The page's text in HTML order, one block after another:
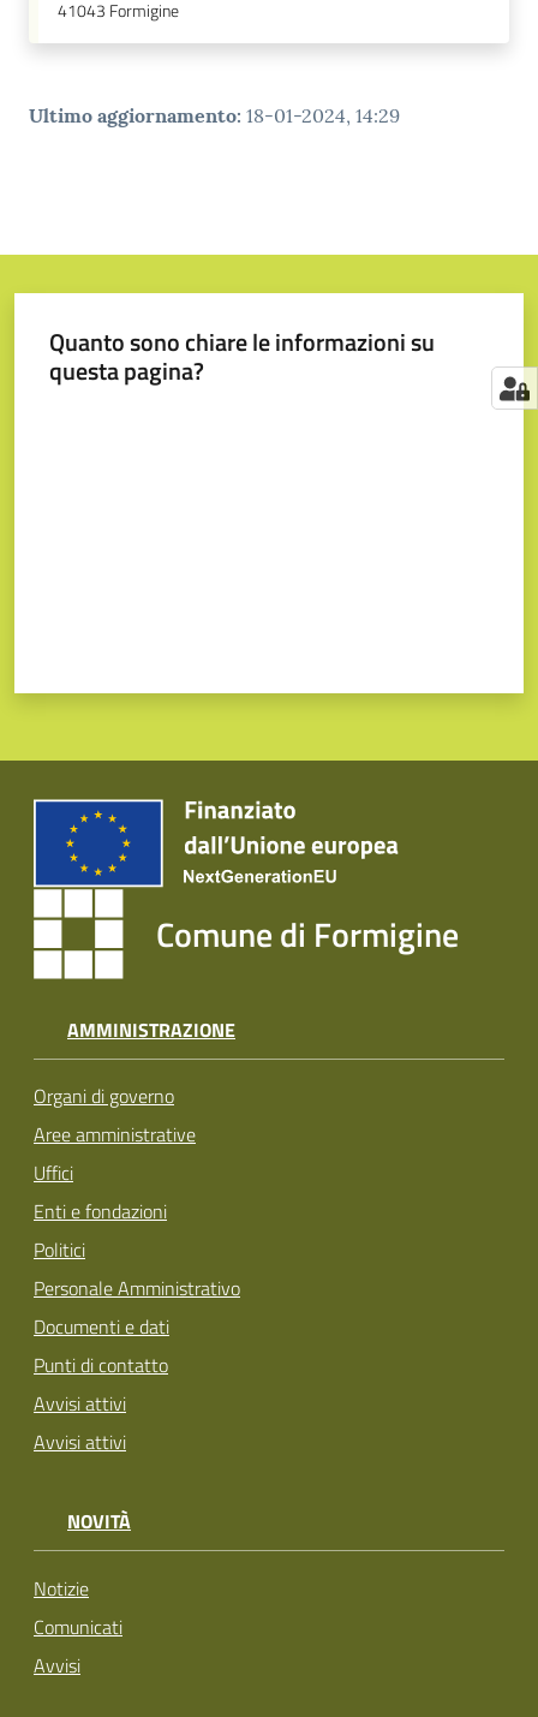
41043 Formigine
Ultimo aggiornamento: 18-01-2024, 14:29
Quanto sono chiare le informazioni su
questa pagina?
Comune di Formigine
AMMINISTRAZIONE
Organi di governo
Aree amministrative
Uffici
Enti e fondazioni
Politici
Personale Amministrativo
Documenti e dati
Punti di contatto
Avvisi attivi
Avvisi attivi
NOVITÀ
Notizie
Comunicati
Avvisi